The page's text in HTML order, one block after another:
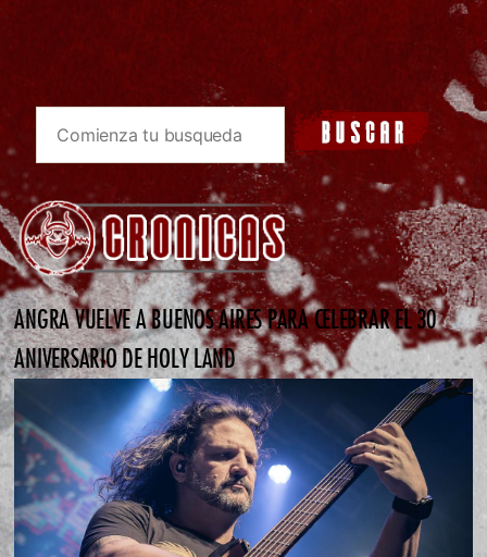
ANGRA VUELVE A BUENOS AIRES PARA CELEBRAR EL 30
ANIVERSARIO DE HOLY LAND